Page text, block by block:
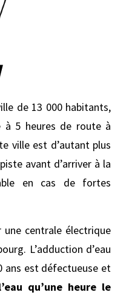
de 13 000 habitants,
à 5 heures de route à
ville est d’autant plus
avant d’arriver à la
en cas de fortes
une centrale électrique
L’adduction d’eau
ans est défectueuse et
qu’une heure le